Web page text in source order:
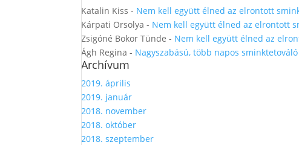
Katalin Kiss - Nem kell együtt élned az elrontott
Kárpati Orsolya - Nem kell együtt élned az elrontott
Zsigóné Bokor Tünde - Nem kell együtt élned az
Ágh Regina - Nagyszabású, több napos
Archívum
2019. április
2019. január
2018. november
2018. október
2018. szeptember